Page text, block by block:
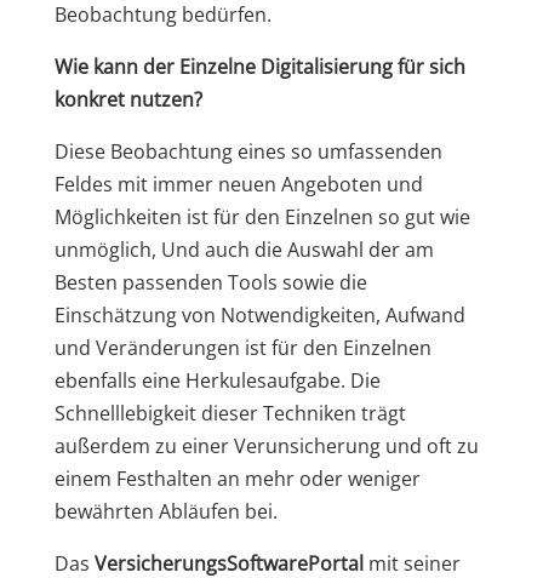
Beobachtung bedürfen.
Wie kann der Einzelne Digitalisierung für sich
konkret nutzen?
Diese Beobachtung eines so umfassenden
Feldes mit immer neuen Angeboten und
Möglichkeiten ist für den Einzelnen so gut wie
unmöglich, Und auch die Auswahl der am
Besten passenden Tools sowie die
Einschätzung von Notwendigkeiten, Aufwand
und Veränderungen ist für den Einzelnen
ebenfalls eine Herkulesaufgabe. Die
Schnelllebigkeit dieser Techniken trägt
außerdem zu einer Verunsicherung und oft zu
einem Festhalten an mehr oder weniger
bewährten Abläufen bei.
Das VersicherungsSoftwarePortalmit seiner